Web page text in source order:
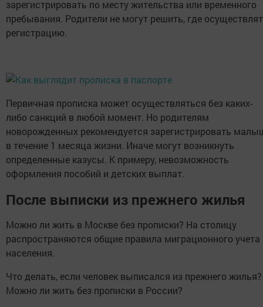
зарегистрировать по месту жительства или временного
пребывания. Родители не могут решить, где
регистрацию.
Первичная прописка может осуществляться без каких-
либо санкций в любой момент. Но родителям
новорожденных рекомендуется зарегистрировать
в течение 1 месяца жизни. Иначе могут возникнуть
определенные казусы. К примеру, невозможность
оформления пособий и детских выплат.
После выписки из прежнего жилья
Можно ли жить в Москве без прописки? На столицу
распространяются общие правила миграционного учета
населения.
Что делать, если человек выписался из прежнего жилья?
Можно ли жить без прописки в России?